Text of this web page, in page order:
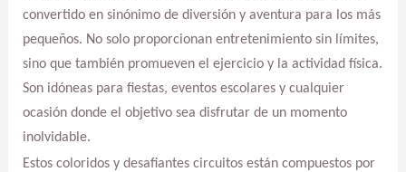
convertido en sinónimo de diversión y aventura para los más
pequeños. No solo proporcionan entretenimiento sin límites,
sino que también promueven el ejercicio y la actividad física.
Son idóneas para fiestas, eventos escolares y cualquier
ocasión donde el objetivo sea disfrutar de un momento
inolvidable.
Estos coloridos y desafiantes circuitos están compuestos por